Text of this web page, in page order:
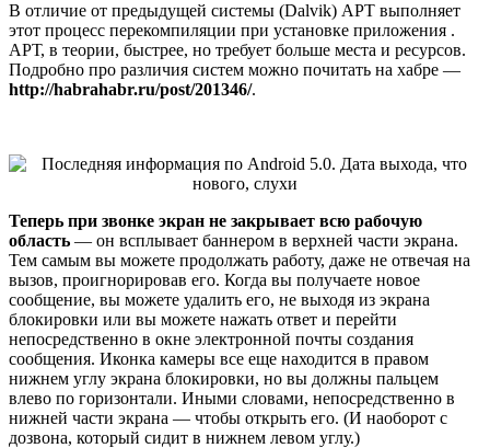
В отличие от предыдущей системы (Dalvik) АРТ выполняет
этот процесс перекомпиляции при установке приложения .
АРТ, в теории, быстрее, но требует больше места и ресурсов.
Подробно про различия систем можно почитать на хабре —
http://habrahabr.ru/post/201346/.
Теперь при звонке экран не закрывает всю рабочую
область — он всплывает баннером в верхней части экрана.
Тем самым вы можете продолжать работу, даже не отвечая на
вызов, проигнорировав его. Когда вы получаете новое
сообщение, вы можете удалить его, не выходя из экрана
блокировки или вы можете нажать ответ и перейти
непосредственно в окне электронной почты создания
сообщения. Иконка камеры все еще находится в правом
нижнем углу экрана блокировки, но вы должны пальцем
влево по горизонтали. Иными словами, непосредственно в
нижней части экрана — чтобы открыть его. (И наоборот с
дозвона, который сидит в нижнем левом углу.)